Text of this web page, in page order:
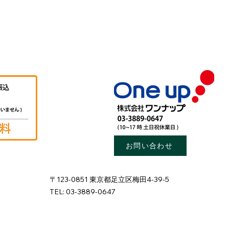
お問い合わせ
〒123-0851 東京都足立区梅田4-39-5
TEL: 03-3889-0647